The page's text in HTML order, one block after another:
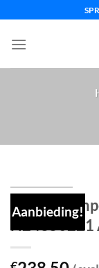
inhoud
Aanbieding!